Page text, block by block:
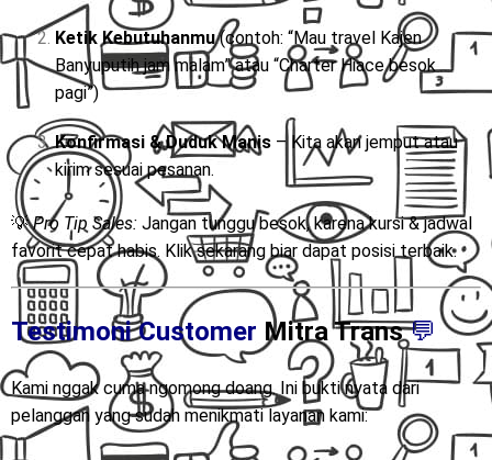
Ketik Kebutuhanmu(contoh: “Mau travel Kajen
Banyuputih jam malam” atau “Charter Hiace besok
pagi”)
Konfirmasi & Duduk Manis – Kita akan jemput atau
kirim sesuai pesanan.
💡Pro Tip Sales: Jangan tunggu besok, karena kursi & jadwal
favorit cepat habis. Klik sekarang biar dapat posisi terbaik.
Testimoni Customer Mitra Trans💬
Kami nggak cuma ngomong doang. Ini bukti nyata dari
pelanggan yang sudah menikmati layanan kami: